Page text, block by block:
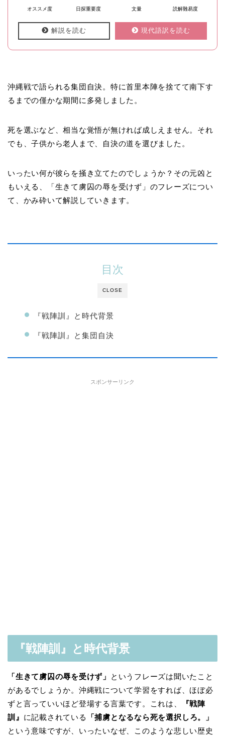
オススメ度 日探重要度 文量 読解難易度
解説を読む 現代語訳を読む
沖縄戦で語られる集団自決。特に首里本陣を捨てて南下す
るまでの僅かな期間に多発しました。
死を選ぶなど、相当な覚悟が無ければ成しえません。それ
でも、子供から老人まで、自決の道を選びました。
いったい何が彼らを掻き立てたのでしょうか？その元凶と
もいえる、「生きて虜囚の辱を受けず」のフレーズについ
て、かみ砕いて解説していきます。
CLOSE
目次
『戦陣訓』と時代背景
『戦陣訓』と集団自決
スポンサーリンク
『戦陣訓』と時代背景
「生きて虜囚の辱を受けず」
というフレーズは聞いたこと
があるでしょうか。沖縄戦について学習をすれば、ほぼ必
ずと言っていいほど登場する言葉です。これは、
『戦陣
訓』 に記載されている
「捕虜となるなら死を選択しろ。」
という意味ですが、いったいなぜ、このような悲しい歴史